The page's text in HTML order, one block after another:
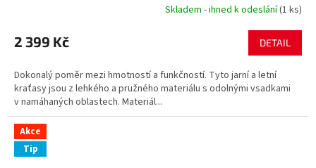
Skladem - ihned k odeslání(1 ks)
2 399 Kč DETAIL
Dokonalý poměr mezi hmotností a funkčností. Tyto jarní a letní
kraťasy jsou z lehkého a pružného materiálu s odolnými vsadkami
v namáhaných oblastech. Materiál...
Akce
Tip